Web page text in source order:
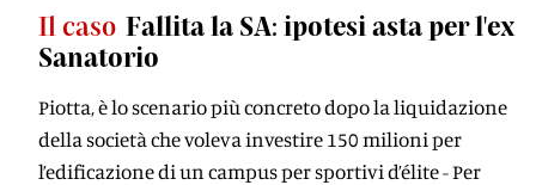
Il caso Fallita la SA: ipotesi asta per l'ex
Sanatorio
Piotta, è lo scenario più concreto dopo la liquidazione
della società che voleva investire 150 milioni per
l’edificazione di un campus per sportivi d’élite - Per